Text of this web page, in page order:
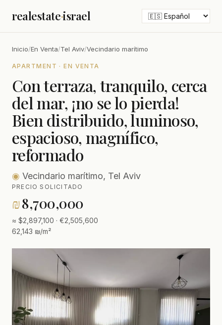
realestate·israel
Inicio/En Venta/Tel Aviv/Vecindario marítimo
APARTMENT · EN VENTA
Con terraza, tranquilo, cerca
del mar, ¡no se lo pierda!
Bien distribuido, luminoso,
espacioso, magnífico,
reformado
◉ Vecindario marítimo, Tel Aviv
PRECIO SOLICITADO
₪8,700,000
≈ $2,897,100 · €2,505,600
62,143 ₪/m²